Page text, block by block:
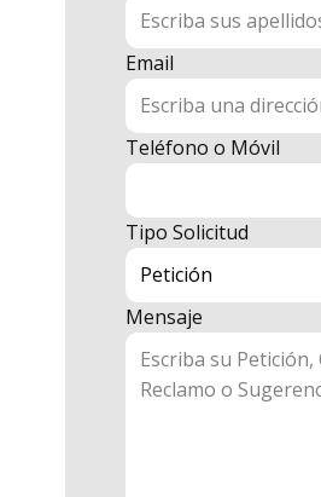
Email
Teléfono o Móvil
Tipo Solicitud
Mensaje